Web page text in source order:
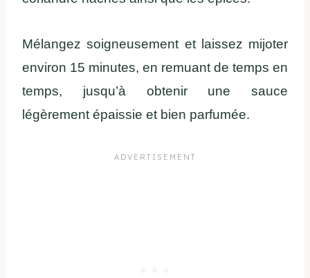
Mélangez soigneusement et laissez mijoter
environ 15 minutes, en remuant de temps en
temps, jusqu’à obtenir une sauce
légèrement épaissie et bien parfumée.